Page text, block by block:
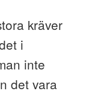
kräver
i
inte
det vara